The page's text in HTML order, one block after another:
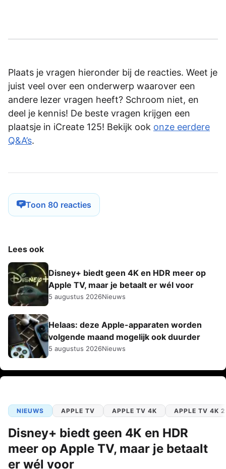
Plaats je vragen hieronder bij de reacties. Weet je
juist veel over een onderwerp waarover een
andere lezer vragen heeft? Schroom niet, en
deel je kennis! De beste vragen krijgen een
plaatsje in iCreate 125! Bekijk ook onze eerdere
Q&A’s.
Toon 80 reacties
Lees ook
Disney+ biedt geen 4K en HDR meer op
Apple TV, maar je betaalt er wél voor
5 augustus 2026Nieuws
Helaas: deze Apple-apparaten worden
volgende maand mogelijk ook duurder
5 augustus 2026Nieuws
NIEUWS APPLE TV APPLE TV 4K APPLE TV 4K
Disney+ biedt geen 4K en HDR
meer op Apple TV, maar je betaalt
er wél voor